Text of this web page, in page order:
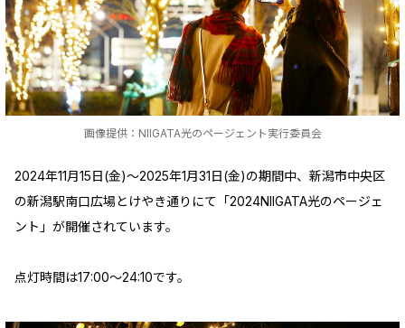
画像提供：NIIGATA光のページェント実行委員会
2024年11月15日(金)～2025年1月31日(金)の期間中、新潟市中央区
の新潟駅南口広場とけやき通りにて「2024NIIGATA光のページェ
ント」が開催されています。
点灯時間は17:00～24:10です。